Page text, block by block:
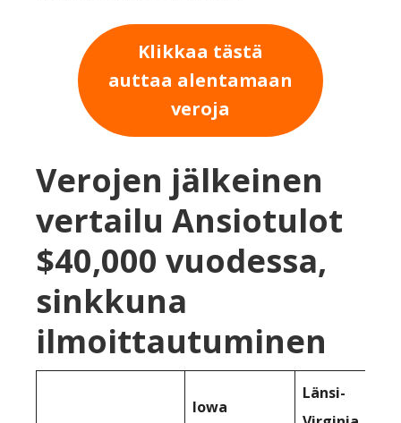
Klikkaa tästä
auttaa alentamaan
veroja
Verojen jälkeinen
vertailu Ansiotulot
$40,000 vuodessa,
sinkkuna
ilmoittautuminen
Iowa
Länsi-